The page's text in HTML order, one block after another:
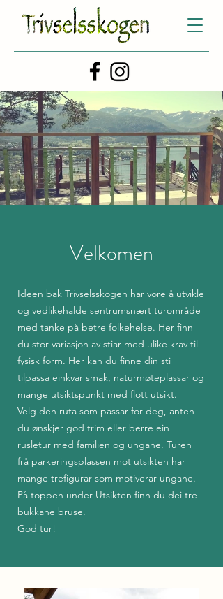
Velkomen
Ideen bak Trivselsskogen har vore å utvikle
og vedlikehalde sentrumsnært turområde
med tanke på betre folkehelse. Her finn
du stor variasjon av stiar med ulike krav til
fysisk form. Her kan du finne din sti
tilpassa einkvar smak, naturmøteplassar og
mange utsiktspunkt med flott utsikt.
Velg den ruta som passar for deg, anten
du ønskjer god trim eller berre ein
rusletur med familien og ungane. Turen
frå parkeringsplassen mot utsikten har
mange trefigurar som motiverar ungane.
På toppen under Utsikten finn du dei tre
bukkane bruse.
God tur!